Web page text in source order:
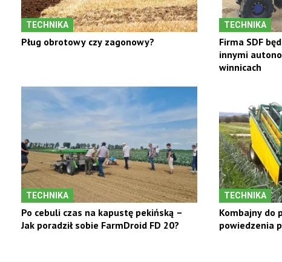
TECHNIKA
Pług obrotowy czy zagonowy?
TECHNIKA
Firma SDF
innymi
winnicach
TECHNIKA
Po cebuli czas na kapustę pekińską –
Jak poradził sobie FarmDroid FD 20?
TECHNIKA
Kombajny do
powiedzenia